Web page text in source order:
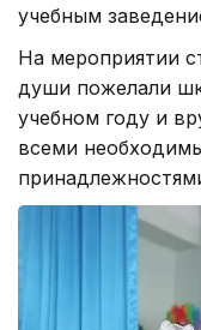
учебным
На мероприятии
души пожелали
учебном году и
всеми